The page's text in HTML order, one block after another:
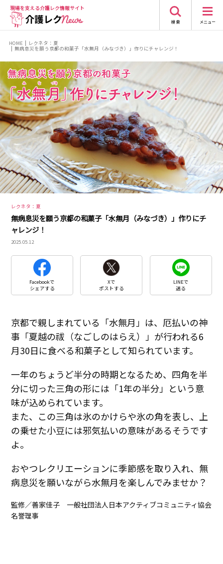
現場を支える介護レク情報サイト
検 索 メニュー
HOME レクネタ：夏
無病息災を願う京都の和菓子「水無月（みなづき）」作りにチャレンジ！
レクネタ：夏
無病息災を願う京都の和菓子「水無月（みなづき）」作りにチ
ャレンジ！
2025.05.12
Facebookで
シェアする
Xで
ポストする
LINEで
送る
京都で親しまれている「水無月」は、厄払いの神
事「夏越の祓（なごしのはらえ）」が行われる6
月30日に食べる和菓子として知られています。
一年のちょうど半分の時期となるため、四角を半
分に切った三角の形には「1年の半分」という意
味が込められています。
また、この三角は氷のかけらや氷の角を表し、上
の乗せた小豆には邪気払いの意味があるそうです
よ。
おやつレクリエーションに季節感を取り入れ、無
病息災を願いながら水無月を楽しんでみませか？
監修／善家佳子 一般社団法人日本アクティブコミュニティ協会
名誉理事